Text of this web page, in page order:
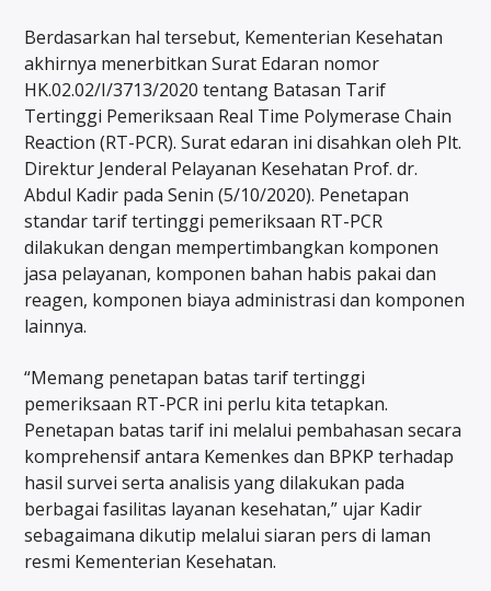
Berdasarkan hal tersebut, Kementerian Kesehatan
akhirnya menerbitkan Surat Edaran nomor
HK.02.02/I/3713/2020 tentang Batasan Tarif
Tertinggi Pemeriksaan Real Time Polymerase Chain
Reaction (RT-PCR). Surat edaran ini disahkan oleh Plt.
Direktur Jenderal Pelayanan Kesehatan Prof. dr.
Abdul Kadir pada Senin (5/10/2020). Penetapan
standar tarif tertinggi pemeriksaan RT-PCR
dilakukan dengan mempertimbangkan komponen
jasa pelayanan, komponen bahan habis pakai dan
reagen, komponen biaya administrasi dan komponen
lainnya.
“Memang penetapan batas tarif tertinggi
pemeriksaan RT-PCR ini perlu kita tetapkan.
Penetapan batas tarif ini melalui pembahasan secara
komprehensif antara Kemenkes dan BPKP terhadap
hasil survei serta analisis yang dilakukan pada
berbagai fasilitas layanan kesehatan,” ujar Kadir
sebagaimana dikutip melalui siaran pers di laman
resmi Kementerian Kesehatan.